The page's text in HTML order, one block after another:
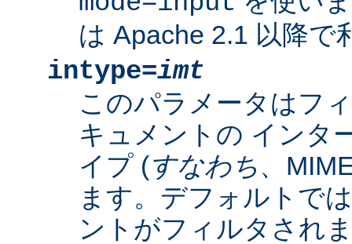
は Apache 2.1 以降で
intype=imt
このパラメータはフ
キュメントの インタ
イプ (すなわち、
ます。デフォルトで
ントがフィルタされ